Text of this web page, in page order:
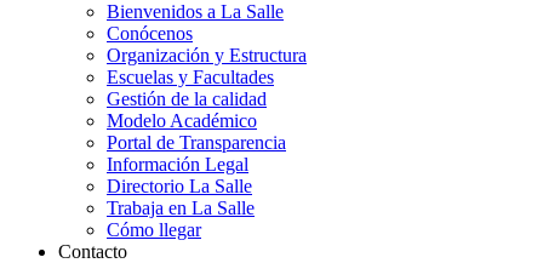
Bienvenidos a La Salle
Conócenos
Organización y Estructura
Escuelas y Facultades
Gestión de la calidad
Modelo Académico
Portal de Transparencia
Información Legal
Directorio La Salle
Trabaja en La Salle
Cómo llegar
Contacto